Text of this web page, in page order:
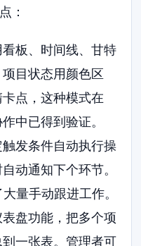
：
板、时间线、甘特
目状态用颜色区
点，这种模式在
中已得到验证。
发条件自动执行操
动通知下个环节。
量手动跟进工作。
盘功能，把多个项
一张表。管理者可